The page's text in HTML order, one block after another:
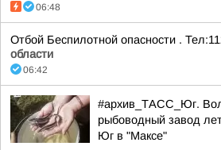
06:48
Отбой Беспилотной опасности .
области
06:42
#архив_ТАСС_Юг.
рыбоводный завод
Юг в "Максе"